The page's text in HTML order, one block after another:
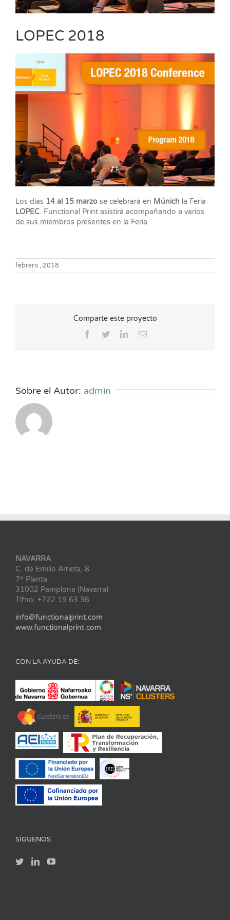
LOPEC 2018
Los días 14 al 15 marzo se celebrará en Múnich la Feria
LOPEC. Functional Print asistirá acompañando a varios
de sus miembros presentes en la Feria.
febrero , 2018
Comparte este proyecto
Facebook
TwitterLinkedInCorreo
Sobre el Autor: admin
NAVARRA
C. de Emilio Arrieta, 8
7ª Planta
31002 Pamplona (Navarra)
Tlfno: +722 19 63 36
info@functionalprint.com
www.functionalprint.com
CON LA AYUDA DE:
SÍGUENOS